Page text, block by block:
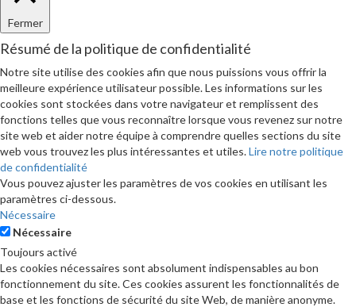
Fermer
Résumé de la politique de confidentialité
Notre site utilise des cookies afin que nous puissions vous offrir la
meilleure expérience utilisateur possible. Les informations sur les
cookies sont stockées dans votre navigateur et remplissent des
fonctions telles que vous reconnaître lorsque vous revenez sur notre
site web et aider notre équipe à comprendre quelles sections du site
web vous trouvez les plus intéressantes et utiles.Lire notre politique
de confidentialité
Vous pouvez ajuster les paramètres de vos cookies en utilisant les
paramètres ci-dessous.
Nécessaire
Nécessaire
Toujours activé
Les cookies nécessaires sont absolument indispensables au bon
fonctionnement du site. Ces cookies assurent les fonctionnalités de
base et les fonctions de sécurité du site Web, de manière anonyme.